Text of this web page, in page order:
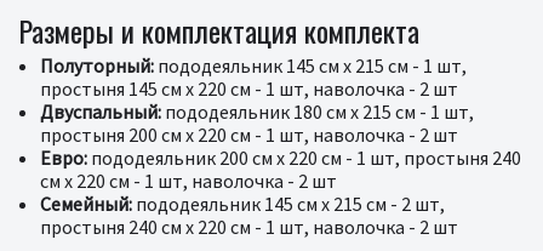
Размеры и комплектация комплекта
Полуторный: пододеяльник 145 см x 215 см - 1 шт,
простыня 145 см x 220 см - 1 шт, наволочка - 2 шт
Двуспальный: пододеяльник 180 см x 215 см - 1 шт,
простыня 200 см x 220 см - 1 шт, наволочка - 2 шт
Евро: пододеяльник 200 см x 220 см - 1 шт, простыня 240
см x 220 см - 1 шт, наволочка - 2 шт
Семейный: пододеяльник 145 см x 215 см - 2 шт,
простыня 240 см x 220 см - 1 шт, наволочка - 2 шт